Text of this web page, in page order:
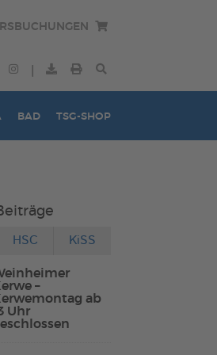
BAD TSG-SHOP
HSC KiSS
–
ab
Uhr